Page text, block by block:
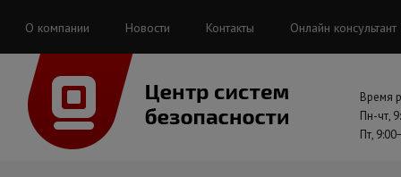
О компании Новости Контакты Онлайн консультант
Время
Пн-чт,
Пт,